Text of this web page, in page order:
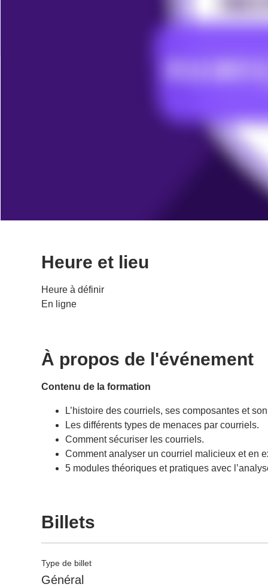
Heure et lieu
Heure à définir
En ligne
À propos de l'événement
Contenu de la formation
L’histoire des courriels, ses composantes et
Les différents types de menaces par courriels.
Comment sécuriser les courriels.
Comment analyser un courriel malicieux et en
5 modules théoriques et pratiques avec
Billets
Type de billet
Général